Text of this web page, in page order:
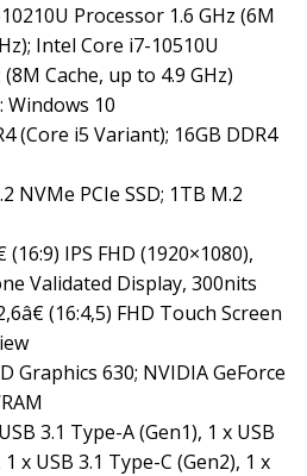
Processor 1.6 GHz (6M
Intel Core i7-10510U
Cache, up to 4.9 GHz)
Windows 10
(Core i5 Variant); 16GB DDR4
NVMe PCIe SSD; 1TB M.2
(16:9) IPS FHD (1920×1080),
Validated Display, 300nits
(16:4,5) FHD Touch Screen
Graphics 630; NVIDIA GeForce
3.1 Type-A (Gen1), 1 x USB
x USB 3.1 Type-C (Gen2), 1 x